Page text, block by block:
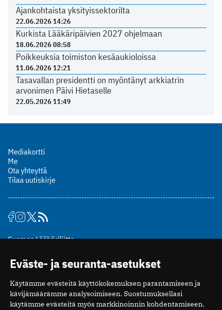
Ajankohtaista yksityissektorilta
22.06.2026 14:26
Kurkista Lääkäripäivien 2027 ohjelmaan
18.06.2026 08:58
Poikkeuksia toimiston kesäaukioloissa
11.06.2026 12:21
Tasavallan presidentti on myöntänyt arkkiatrin
arvonimen Päivi Hietaselle
22.05.2026 11:49
Mediakortti
Me
Ota yhteyttä
Tilaa uutiskirje
Suomen Lääkäriliitto
00510 Helsinki
puh. (09) 393 091
toimitus@potilaanlaakarilehti.fi
ISSN 2323-9476
Eväste- ja seuranta-asetukset
Käytämme evästeitä käyttökokemuksen parantamiseen ja
kävijämäärämme analysoimiseen. Suostumuksellasi
käytämme evästeitä myös markkinoinnin kohdentamiseen.